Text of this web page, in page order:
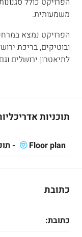
משמעותית.
הפרויקט נמצא
ובוטיקים, בריכת
לתיאטרון ירושלים
תוכניות
Floor plan - תוכנית חלוקה
כתובת
כתובת: